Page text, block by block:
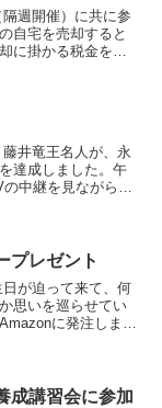
週開催）に共に参
自宅を売却すると
に掛かる税金を教
井竜王名人が、永
達成しました。午
中継を見ながら、
プレゼント
が迫って来て、何
思いを巡らせてい
に発注しまし
成講習会に参加